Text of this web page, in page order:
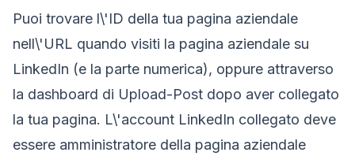
Puoi trovare l\'ID della tua pagina aziendale
nell\'URL quando visiti la pagina aziendale su
LinkedIn (e la parte numerica), oppure attraverso
la dashboard di Upload-Post dopo aver collegato
la tua pagina. L\'account LinkedIn collegato deve
essere amministratore della pagina aziendale